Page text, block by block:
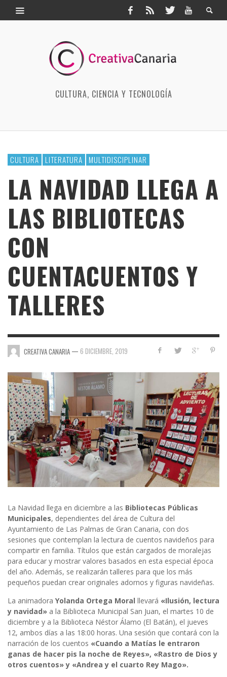
CULTURA, CIENCIA Y TECNOLOGÍA
CULTURA LITERATURA MULTIDISCIPLINAR
LA NAVIDAD LLEGA A
LAS BIBLIOTECAS
CON
CUENTACUENTOS Y
TALLERES
CREATIVA CANARIA — 6 DICIEMBRE, 2019
La Navidad llega en diciembre a las Bibliotecas Públicas
Municipales, dependientes del área de Cultura del
Ayuntamiento de Las Palmas de Gran Canaria, con dos
sesiones que contemplan la lectura de cuentos navideños para
compartir en familia. Títulos que están cargados de moralejas
para educar y mostrar valores basados en esta especial época
del año. Además, se realizarán talleres para que los más
pequeños puedan crear originales adornos y figuras navideñas.
La animadora Yolanda Ortega Moral llevará «Ilusión, lectura
y navidad» a la Biblioteca Municipal San Juan, el martes 10 de
diciembre y a la Biblioteca Néstor Álamo (El Batán), el jueves
12, ambos días a las 18:00 horas. Una sesión que contará con la
narración de los cuentos «Cuando a Matías le entraron
ganas de hacer pis la noche de Reyes», «Rastro de Dios y
otros cuentos» y «Andrea y el cuarto Rey Mago».